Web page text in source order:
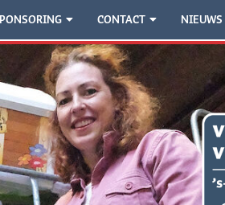
CONTACT NIEUWS